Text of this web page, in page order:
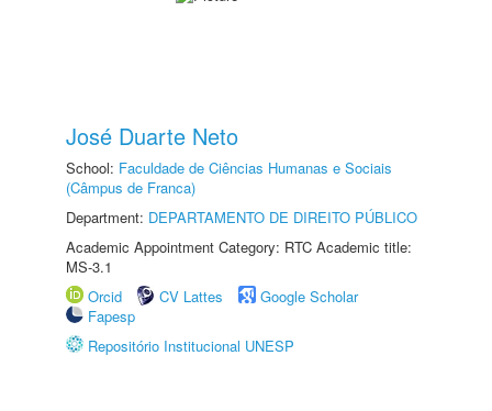
José Duarte Neto
School: Faculdade de Ciências Humanas e Sociais
(Câmpus de Franca)
Department: DEPARTAMENTO DE DIREITO PÚBLICO
Academic Appointment Category: RTC Academic title:
MS-3.1
Orcid
CV Lattes
Google Scholar
Fapesp
Repositório Institucional UNESP